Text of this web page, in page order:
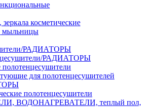
косметические
мыльницы
РАДИАТОРЫ
РАДИАТОРЫ
для полотенцесушителей
полотенцесушители
ВОДОНАГРЕВАТЕЛИ, теплый пол,